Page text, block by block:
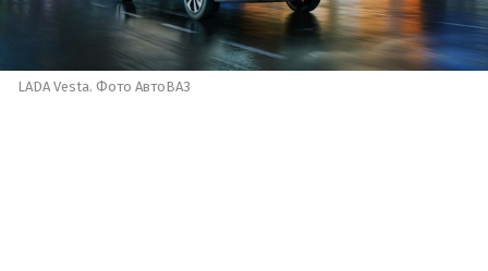
LADA Vesta. Фото АвтоВАЗ